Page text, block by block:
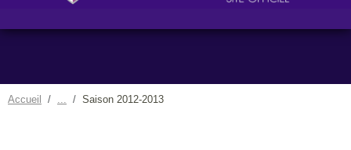
Accueil Saison 2012-2013